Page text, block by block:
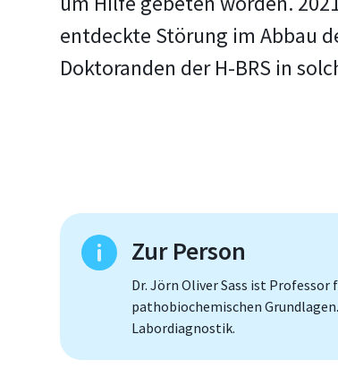
entdeckte Störung im Abbau
Doktoranden der H-BRS in
Zur Person
Dr. Jörn Oliver Sass ist
pathobiochemischen
Labordiagnostik.